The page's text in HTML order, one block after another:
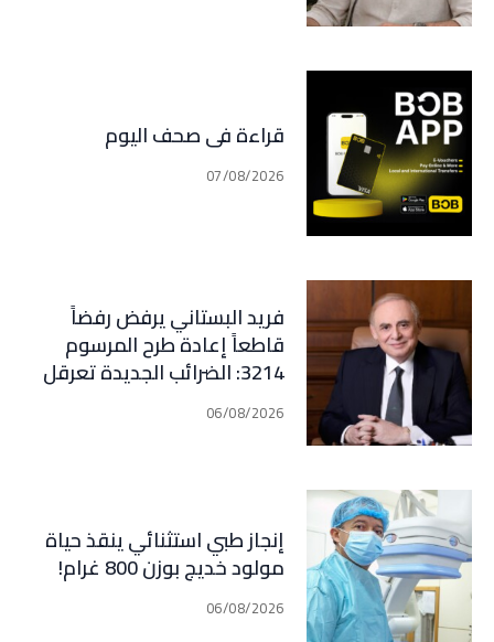
قراءة في صحف اليوم
07/08/2026
فريد البستاني يرفض رفضاً
قاطعاً إعادة طرح المرسوم
3214: الضرائب الجديدة تعرقل
التعافي الاقتصادي وتناقض
مبدأ الشراكة
06/08/2026
إنجاز طبي استثنائي ينقذ حياة
مولود خديج بوزن 800 غرام!
06/08/2026